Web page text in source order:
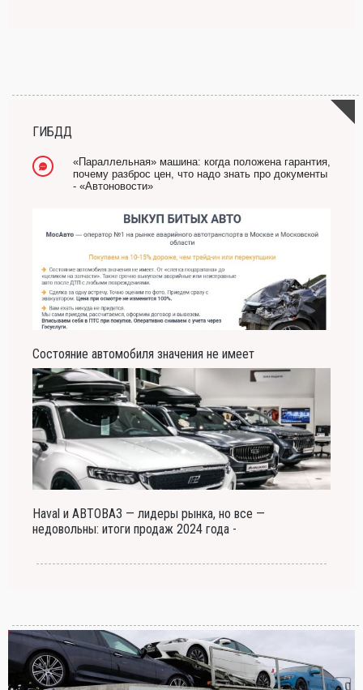
ГИБДД
«Параллельная» машина: когда положена гарантия,
почему разброс цен, что надо знать про документы
- «Автоновости»
Состояние автомобиля значения не имеет
Haval и АВТОВАЗ — лидеры рынка, но все —
недовольны: итоги продаж 2024 года -